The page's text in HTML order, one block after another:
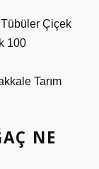
Tübüler Çiçek
100
Tarım
NE